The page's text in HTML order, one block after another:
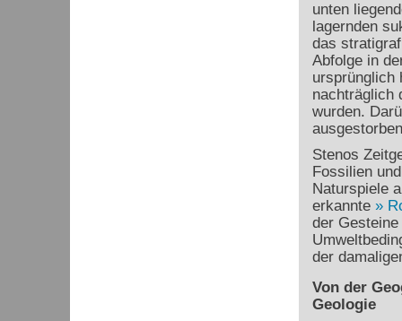
unten
lagernden
das
Abfolge in
ursprünglich
nachträglich
wurden.
Stenos
Fossilien
Naturspiele
erkannte
der
der
Von der
Geologie